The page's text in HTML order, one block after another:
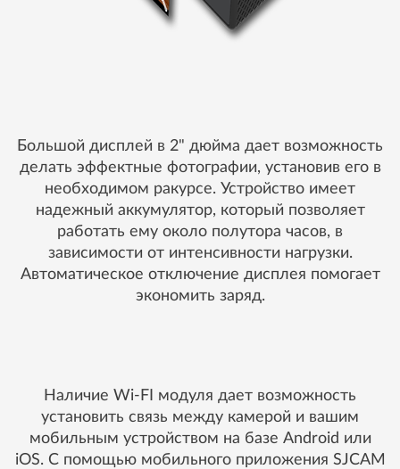
Большой дисплей в 2" дюйма дает возможность
делать эффектные фотографии, установив его в
необходимом ракурсе. Устройство имеет
надежный аккумулятор, который позволяет
работать ему около полутора часов, в
зависимости от интенсивности нагрузки.
Автоматическое отключение дисплея помогает
экономить заряд.
Наличие Wi-FI модуля дает возможность
установить связь между камерой и вашим
мобильным устройством на базе Android или
iOS. С помощью мобильного приложения SJCAM